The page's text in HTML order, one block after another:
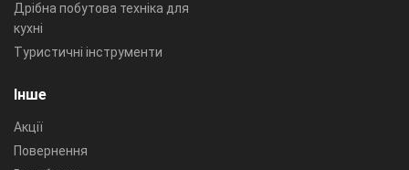
Дрібна побутова техніка для
кухні
Туристичні інструменти
Інше
Акції
Повернення